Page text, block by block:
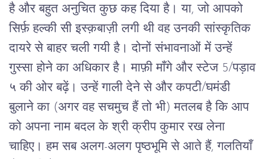
है और बहुत अनुचित कुछ कह दिया है। या, जो आपको
सिर्फ़ हल्की सी इस्क़बाज़ी लगी थी वह उनकी सांस्कृतिक
दायरे से बाहर चली गयी है। दोनों संभावनाओं में उन्हें
गुस्सा होने का अधिकार है। माफ़ी माँगे और स्टेज 5/पड़ाव
५ की ओर बढ़ें। उन्हें गाली देने से और कपटी/घमंडी
बुलाने का (अगर वह सचमुच हैं तो भी) मतलब है कि आप
को अपना नाम बदल के श्री क्रीप कुमार रख लेना
चाहिए। हम सब अलग-अलग पृष्ठभूमि से आते हैं, गलतियाँ